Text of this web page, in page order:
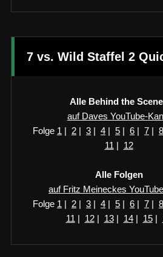
7 vs. Wild Staffel 2
Alle Behind the
auf Daves YouTube-
Folge 1 | 2 | 3 | 4 | 5 | 6 | 7 | 8
11 | 12
Alle Folgen
auf Fritz Meineckes
Folge 1 | 2 | 3 | 4 | 5 | 6 | 7 | 8
11 | 12| 13| 14| 15|